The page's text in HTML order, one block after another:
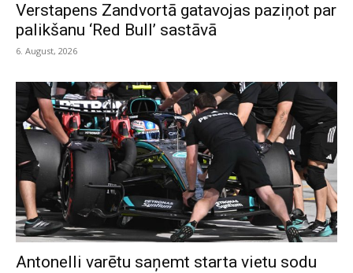
Verstapens Zandvortā gatavojas paziņot par
palikšanu ‘Red Bull’ sastāvā
6. August, 2026
Antonelli varētu saņemt starta vietu sodu